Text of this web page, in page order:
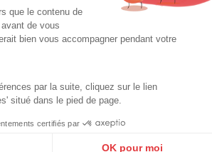
que le contenu de
de vous
bien vous accompagner pendant votre
par la suite, cliquez sur le lien
situé dans le pied de page.
certifiés par
OK pour moi
des données personnelles